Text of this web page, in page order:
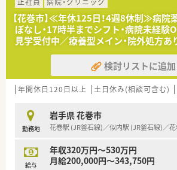
境づくりを心掛けており、定着率の良い
≪薬局について≫
JR花巻駅から車で5分、徒歩でも15分の
す。
面対応の薬局のため、多科目の処方箋に
処方箋枚数は1日25枚ほどで、薬剤師は
す。
境です。
≪こんな方におすすめです★≫
・ゆとりを持って、じっくりと患者様に向
【花巻市】≪年休125日！4週8休制≫病院
ぼなし・17時半までシフト・病院未経験
見学受付中／療養型メイン・院外処方あ
検討リストに追加
年間休日120日以上 土日休み(相談可含む)
勤務地
岩手県 花巻市
花巻駅 (JR釜石線)／似内駅 (JR釜石線)／
給与
年収320万円～530万円
月給200,000円～343,750円